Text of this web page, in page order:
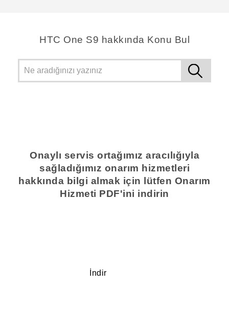
HTC One S9 hakkında Konu Bul
Onaylı servis ortağımız aracılığıyla
sağladığımız onarım hizmetleri
hakkında bilgi almak için lütfen Onarım
Hizmeti PDF'ini indirin
İndir